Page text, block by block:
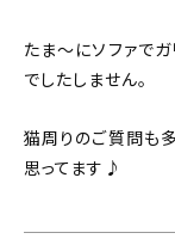
たま〜にソファで
でしたしません。
猫周りのご質問も
思ってます♪